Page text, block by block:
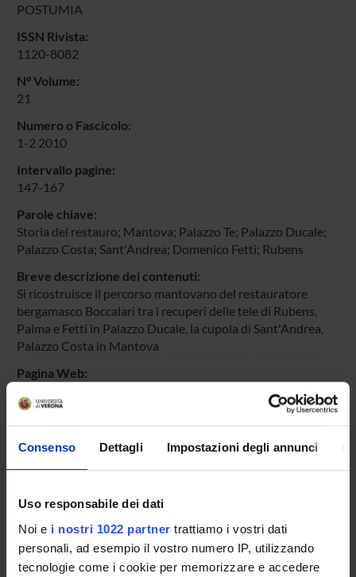
Consenso Dettagli Impostazioni degli annunci
Uso responsabile dei dati
Noi e i nostri 1022 partner trattiamo i vostri dati
personali, ad esempio il vostro numero IP, utilizzando
tecnologie come i cookie per memorizzare e accedere
POSTUMIA
ISSN Rivista:
1120-8082
N° Volume:
21
Numero o Fascicolo:
1-2 2010
Intervallo pagine:
147-167
Parole chiave:
Storia del restauro; Mantova; Palazzo Te; Palazzo Ducale;
Palazzo Costa; Sant'Andrea; Domenico Fetti; Rubens
Breve descrizione dei contenuti:
Si ricostruisce il percorso mantovano del restauratore
bergamasco Boccalari tra i recuperi delle tele di Rubens,
Palma e Fetti in Palazzo Ducale, la cupola di Sant'Andrea,
Palazzo Costa in Mantova
Pagina Web:
depositato il:
24 febbraio 2010
ultima modifica:
1 novembre 2022